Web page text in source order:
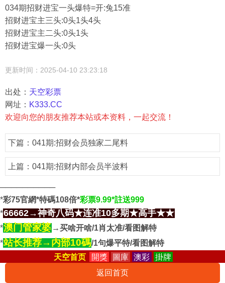
034期招财进宝一头爆特=开:兔15准
招财进宝主三头:0头1头4头
招财进宝主二头:0头1头
招财进宝爆一头:0头
更新时间：2025-04-10 23:23:18
出处： 天空彩票
网址： K333.CC
欢迎向您的朋友推荐本站或本资料，一起交流！
下篇： 041期:招财会员独家二尾料
上篇： 041期:招财内部会员半波料
──────────
*彩75官網*特碼108倍*彩票9.99*註送999
*66662→神奇八码★连准10多期★高手★★
*澳门管家婆 →买啥开啥/1肖太准/看图解特
*站长推荐→内部10碼/1句爆平特/看图解特
天空首页
開獎 圖庫 澳彩
掛牌
返回首页